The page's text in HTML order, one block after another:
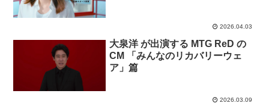
2026.04.03
大泉洋 が出演する MTG ReD の
CM 「みんなのリカバリーウェ
ア」篇
2026.03.09